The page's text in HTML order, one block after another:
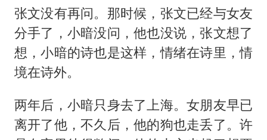
张文没有再问。那时候，张文已经与女友
分手了，小暗没问，他也没说，张文想了
想，小暗的诗也是这样，情绪在诗里，情
境在诗外。
两年后，小暗只身去了上海。女朋友早已
离开了他，不久后，他的狗也走丢了。许